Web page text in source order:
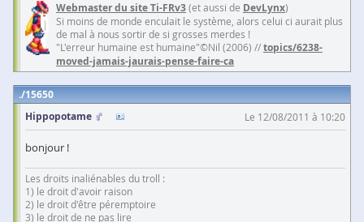
Webmaster du site Ti-FRv3(et aussi de DevLynx)
Si moins de monde enculait le système, alors celui ci aurait plus
de mal à nous sortir de si grosses merdes !
"L'erreur humaine est humaine"©Nil (2006) //topics/6238-
moved-jamais-jaurais-pense-faire-ca
15650
Hippopotame
Le 12/08/2011 à 10:20
bonjour !
Les droits inaliénables du troll :
1) le droit d'avoir raison
2) le droit d'être péremptoire
3) le droit de ne pas lire